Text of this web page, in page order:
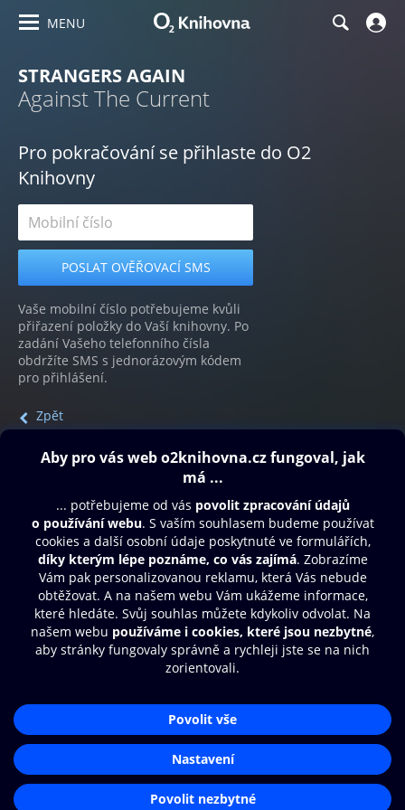
MENU
STRANGERS AGAIN
Against The Current
Pro pokračování se přihlaste do O2
Knihovny
Vaše mobilní číslo potřebujeme kvůli
přiřazení položky do Vaší knihovny. Po
zadání Vašeho telefonního čísla
obdržíte SMS s jednorázovým kódem
pro přihlášení.
Zpět
Obsah ke stažení
Moje O2 Knihovna
Další zábava
© O2 Czech Republic a.s.
Přístupnost
Zásady zpracování osobních údajů
Nastavení cookies
Aplikace O2 Knihovna
Čti a poslouchej své e-knihy a
audioknihy rychleji a pohodlněji.